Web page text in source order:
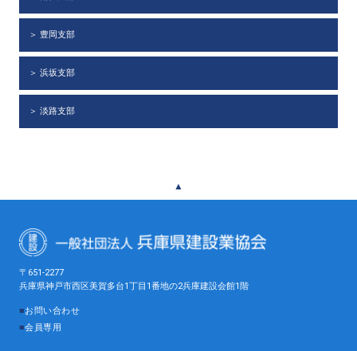
＞ 豊岡支部
＞ 浜坂支部
＞ 淡路支部
▲
〒651-2277
兵庫県神戸市西区美賀多台1丁目1番地の2兵庫建設会館1階
■お問い合わせ
■会員専用